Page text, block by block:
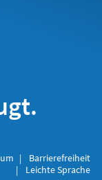
Barrierefreiheit
Leichte Sprache